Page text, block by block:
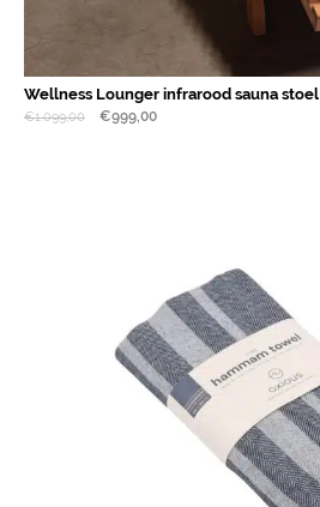
Wellness Lounger infrarood sauna stoel
€1.099,00 €999,00